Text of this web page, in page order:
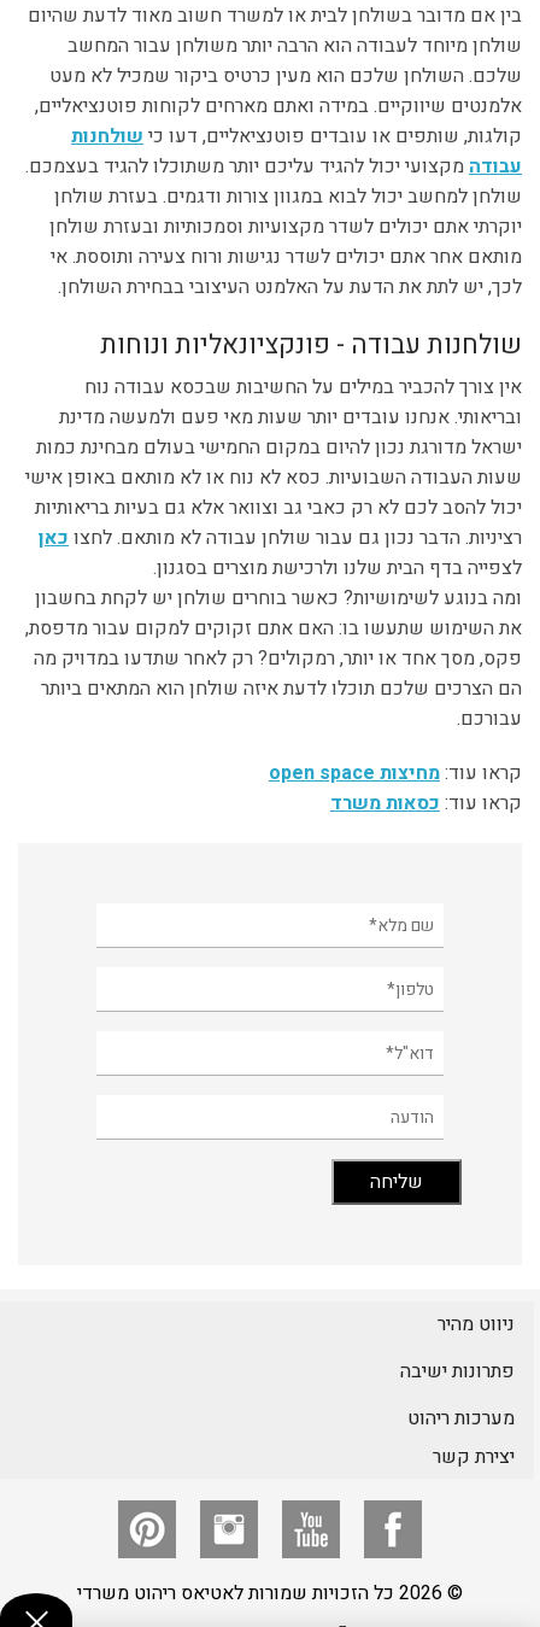
בין אם מדובר בשולחן לבית או למשרד חשוב מאוד לדעת שהיום
שולחן מיוחד לעבודה הוא הרבה יותר משולחן עבור המחשב
שלכם. השולחן שלכם הוא מעין כרטיס ביקור שמכיל לא מעט
אלמנטים שיווקיים. במידה ואתם מארחים לקוחות פוטנציאליים,
קולגות, שותפים או עובדים פוטנציאליים, דעו כישולחנות
עבודהמקצועי יכול להגיד עליכם יותר משתוכלו להגיד בעצמכם.
שולחן למחשב יכול לבוא במגוון צורות ודגמים. בעזרת שולחן
יוקרתי אתם יכולים לשדר מקצועיות וסמכותיות ובעזרת שולחן
מותאם אחר אתם יכולים לשדר נגישות ורוח צעירה ותוססת. אי
לכך, יש לתת את הדעת על האלמנט העיצובי בבחירת השולחן.
שולחנות עבודה - פונקציונאליות ונוחות
אין צורך להכביר במילים על החשיבות שבכסא עבודה נוח
ובריאותי. אנחנו עובדים יותר שעות מאי פעם ולמעשה מדינת
ישראל מדורגת נכון להיום במקום החמישי בעולם מבחינת כמות
שעות העבודה השבועיות. כסא לא נוח או לא מותאם באופן אישי
יכול להסב לכם לא רק כאבי גב וצוואר אלא גם בעיות בריאותיות
רציניות. הדבר נכון גם עבור שולחן עבודה לא מותאם. לחצוכאן
לצפייה בדף הבית שלנו ולרכישת מוצרים בסגנון.
ומה בנוגע לשימושיות? כאשר בוחרים שולחן יש לקחת בחשבון
את השימוש שתעשו בו: האם אתם זקוקים למקום עבור מדפסת,
פקס, מסך אחד או יותר, רמקולים? רק לאחר שתדעו במדויק מה
הם הצרכים שלכם תוכלו לדעת איזה שולחן הוא המתאים ביותר
עבורכם.
קראו עוד:מחיצות open space
קראו עוד:כסאות משרד
ניווט מהיר
פתרונות ישיבה
מערכות ריהוט
יצירת קשר
© 2026 כל הזכויות שמורות לאטיאס ריהוט משרדי